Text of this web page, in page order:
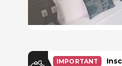
IMPORTANT